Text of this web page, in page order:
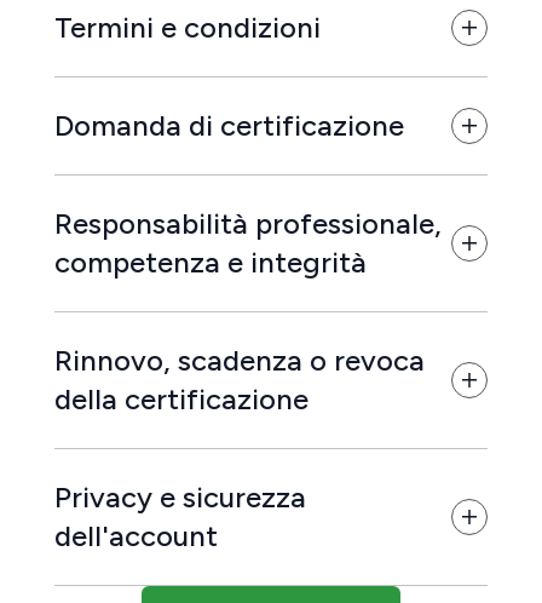
Termini e condizioni
Domanda di certificazione
Responsabilità professionale,
competenza e integrità
Rinnovo, scadenza o revoca
della certificazione
Privacy e sicurezza
dell'account